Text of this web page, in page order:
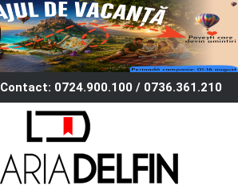
Contact: 0724.900.100 / 0736.361.210